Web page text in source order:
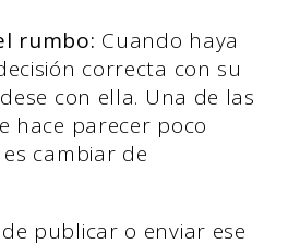
rumbo: Cuando haya
correcta con su
con ella. Una de las
hace parecer poco
cambiar de
publicar o enviar ese